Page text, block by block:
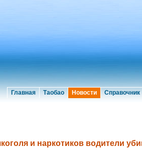
Главная Таобао Новости Справочник
и наркотиков водители